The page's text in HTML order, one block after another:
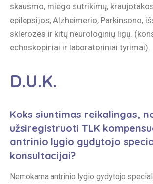
skausmo, miego sutrikimų,
epilepsijos, Alzheimerio, Parkinsono,
sklerozės ir kitų neurologinių ligų.
echoskopiniai ir laboratoriniai tyrimai).
D.U.K.
Koks siuntimas reikalingas,
užsiregistruoti TLK
antrinio lygio gydytojo
konsultacijai?
Nemokama antrinio lygio gydytojo